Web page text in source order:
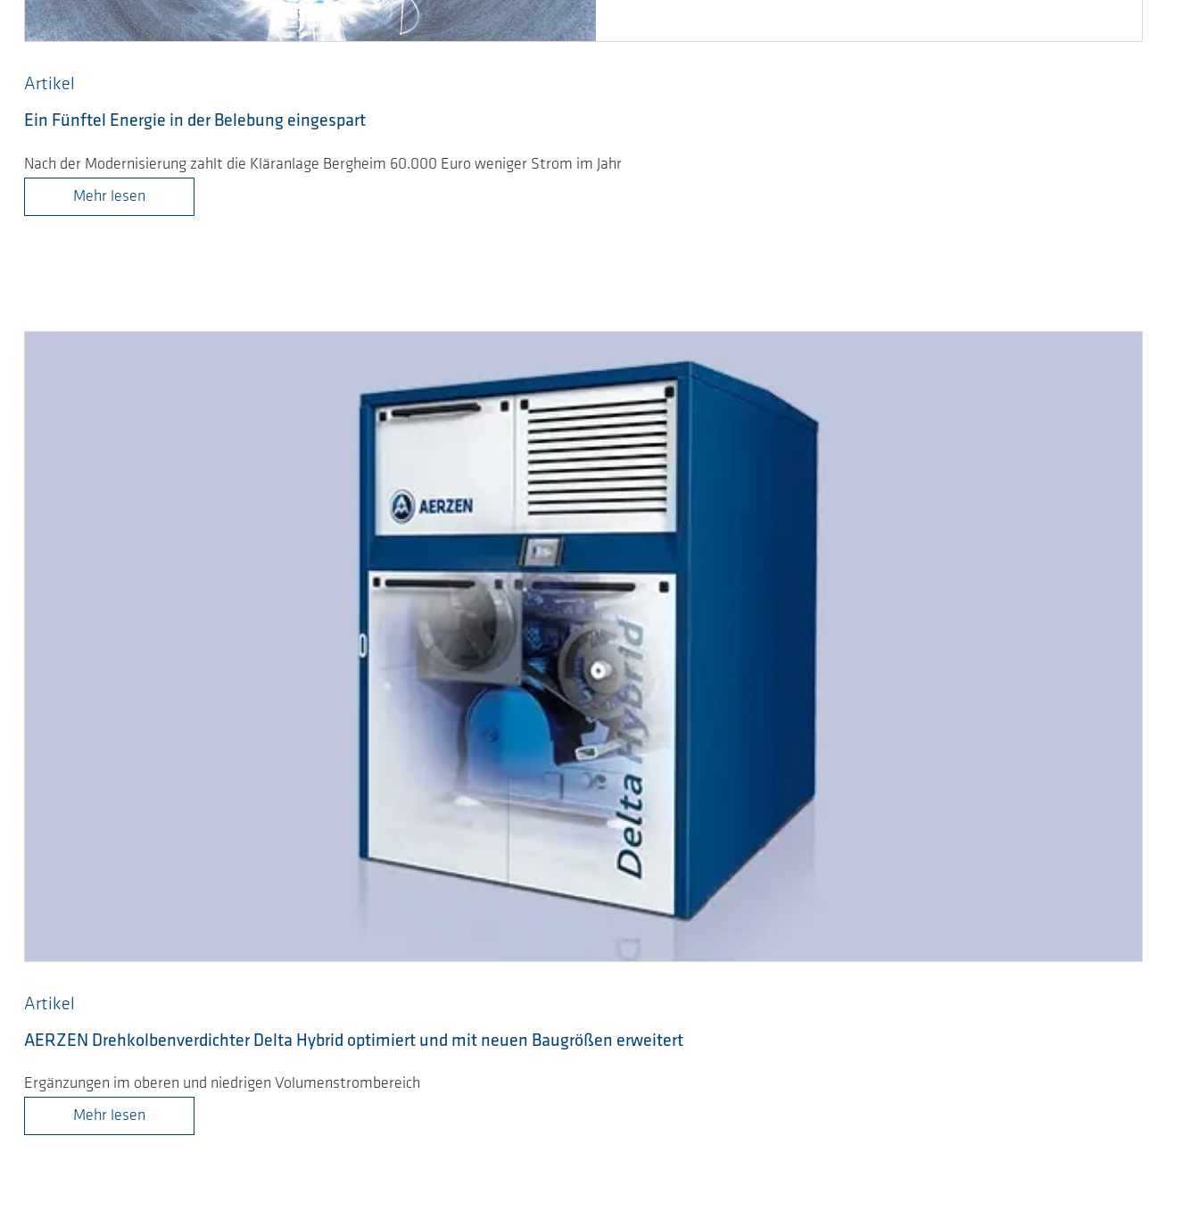
Artikel
Ein Fünftel Energie in der Belebung eingespart
Nach der Modernisierung zahlt die Kläranlage Bergheim 60.000 Euro weniger Strom im Jahr
Mehr lesen
Artikel
AERZEN Drehkolbenverdichter Delta Hybrid optimiert und mit neuen Baugrößen erweitert
Ergänzungen im oberen und niedrigen Volumenstrombereich
Mehr lesen